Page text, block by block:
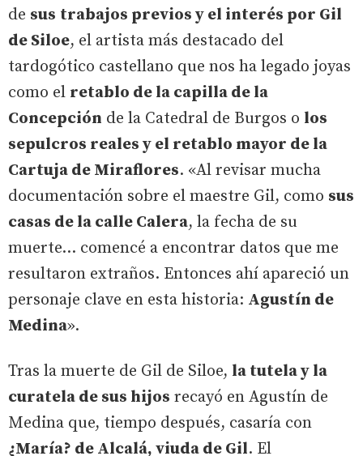
de sus trabajos previos y el interés por Gil
de Siloe, el artista más destacado del
tardogótico castellano que nos ha legado joyas
como el retablo de la capilla de la
Concepción de la Catedral de Burgos o los
sepulcros reales y el retablo mayor de la
Cartuja de Miraflores. «Al revisar mucha
documentación sobre el maestre Gil, como sus
casas de la calle Calera, la fecha de su
muerte... comencé a encontrar datos que me
resultaron extraños. Entonces ahí apareció un
personaje clave en esta historia: Agustín de
Medina».
Tras la muerte de Gil de Siloe, la tutela y la
curatela de sus hijos recayó en Agustín de
Medina que, tiempo después, casaría con
¿María? de Alcalá, viuda de Gil. El